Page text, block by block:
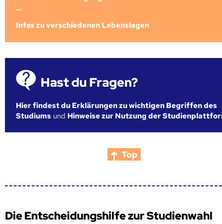
...
Infos zu verschiedenen Lebenslagen
Hast du Fragen?
Hier findest du Erklärungen zu wichtigen Begriffen des
Studiums und Hinweise zur Nutzung der
Top
Die Entscheidungshilfe zur Studienwahl